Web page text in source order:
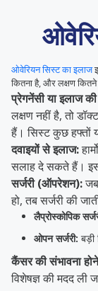
ओवेरियन सिस्ट का इलाज
कितना है, और लक्षण कितने
प्रेगनेंसी या इलाज
लक्षण नहीं है, तो
हैं। सिस्ट कुछ हफ्तों
दवाइयों से इलाज:
सलाह दे सकते हैं।
सर्जरी (ऑपरेशन):
हो, तब सर्जरी की
लैप्रोस्कोपिक
ओपन सर्जरी: बड़ी
कैंसर की संभावना
विशेषज्ञ की मदद ली